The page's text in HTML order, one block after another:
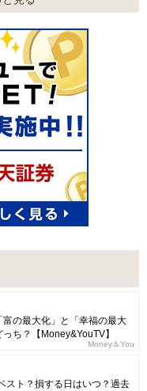
富の最大化」と「幸福の最大
ち？【Money&YouTV】
Money＆You
スト？損する日はいつ？過去